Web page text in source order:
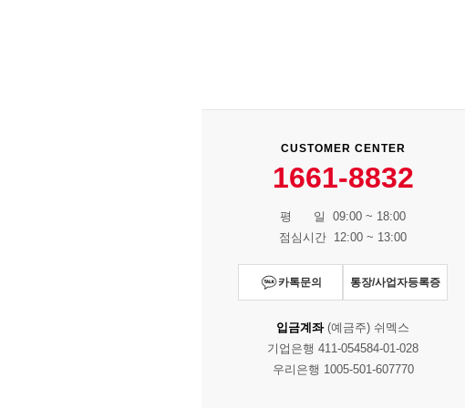
CUSTOMER CENTER
1661-8832
평 일 09:00 ~ 18:00
점심시간 12:00 ~ 13:00
카톡문의 통장/사업자등록증
입금계좌(예금주) 쉬멕스
기업은행 411-054584-01-028
우리은행 1005-501-607770